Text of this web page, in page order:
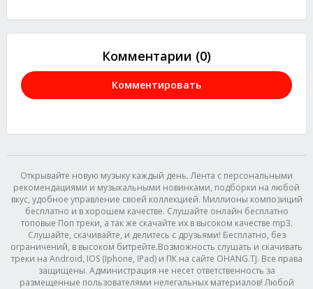
Комментарии (0)
Комментировать
Открывайте новую музыку каждый день. Лента с персональными
рекомендациями и музыкальными новинками, подборки на любой
вкус, удобное управление своей коллекцией. Миллионы композиций
бесплатно и в хорошем качестве. Слушайте онлайн бесплатно
топовые Поп треки, а так же скачайте их в высоком качестве mp3.
Слушайте, скачивайте, и делитесь с друзьями! Бесплатно, без
ограничений, в высоком битрейте.Возможность слушать и скачивать
треки на Android, IOS (Iphone, IPad) и ПК на сайте OHANG.TJ. Все права
защищены. Администрация не несет ответственность за
размещенные пользователями нелегальных материалов! Любой